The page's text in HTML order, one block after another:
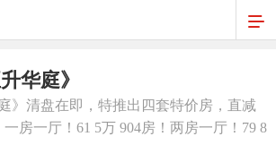
华庭》
》清盘在即，特推出四套特价房，直减
房一厅！61 5万 904房！两房一厅！79 8